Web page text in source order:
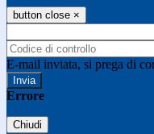
button close ×
E-mail inviata, si prega di
Errore
Chiudi